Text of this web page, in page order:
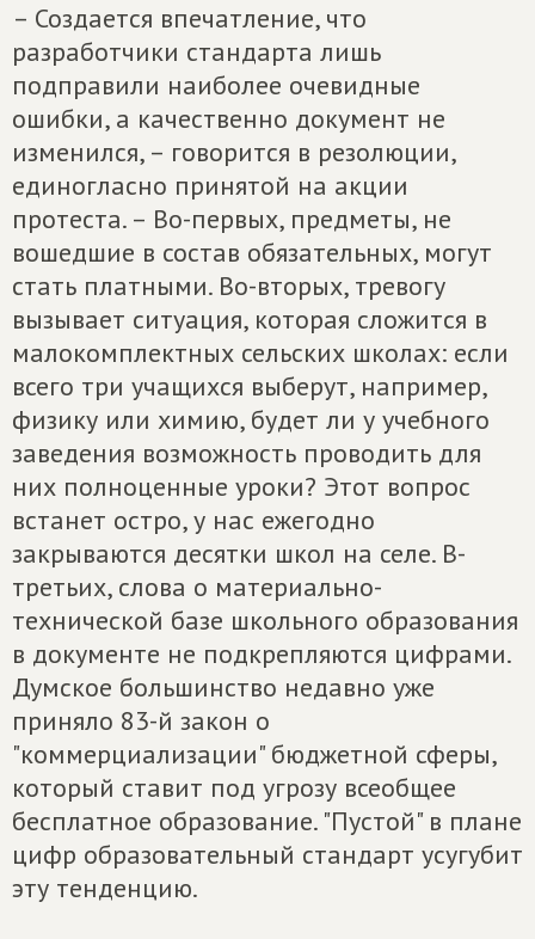
– Создается впечатление, что
разработчики стандарта лишь
подправили наиболее очевидные
ошибки, а качественно документ не
изменился, – говорится в резолюции,
единогласно принятой на акции
протеста. – Во-первых, предметы, не
вошедшие в состав обязательных, могут
стать платными. Во-вторых, тревогу
вызывает ситуация, которая сложится в
малокомплектных сельских школах: если
всего три учащихся выберут, например,
физику или химию, будет ли у учебного
заведения возможность проводить для
них полноценные уроки? Этот вопрос
встанет остро, у нас ежегодно
закрываются десятки школ на селе. В-
третьих, слова о материально-
технической базе школьного образования
в документе не подкрепляются цифрами.
Думское большинство недавно уже
приняло 83-й закон о
"коммерциализации" бюджетной сферы,
который ставит под угрозу всеобщее
бесплатное образование. "Пустой" в плане
цифр образовательный стандарт усугубит
эту тенденцию.